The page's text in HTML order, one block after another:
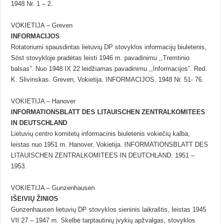
1948 Nr. 1 – 2.
VOKIETIJA – Greven
INFORMACIJOS
Rotatoriumi spausdintas lietuvių DP stovyklos informacijų biuletenis,
Söst stovykloje pradėtas leisti 1946 m. pavadinimu ,,Tremtinio
balsas”. Nuo 1948 IX 22 leidžiamas pavadinimu ,,Informacijos”. Red.
K. Slivinskas. Greven, Vokietija. INFORMACIJOS. 1948 Nr. 51- 76.
VOKIETIJA – Hanover
INFORMATIONSBLATT DES LITAUISCHEN ZENTRALKOMITEES
IN DEUTSCHLAND
Lietuvių centro komitetų informacinis biuletenis vokiečių kalba,
leistas nuo 1951 m. Hanover, Vokietija. INFORMATIONSBLATT DES
LITAUISCHEN ZENTRALKOMITEES IN DEUTCHLAND. 1951 –
1953.
VOKIETIJA – Gunzenhausen
IŠEIVIŲ ŽINIOS
Gunzenhausen lietuvių DP stovyklos sieninis laikraštis, leistas 1945
VII 27 – 1947 m. Skelbė tarptautinių įvykių apžvalgas, stovyklos